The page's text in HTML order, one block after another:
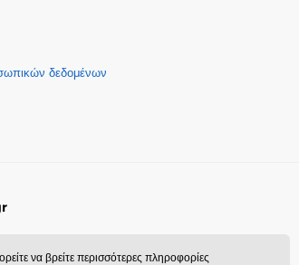
δεδομένων
να βρείτε περισσότερες πληροφορίες